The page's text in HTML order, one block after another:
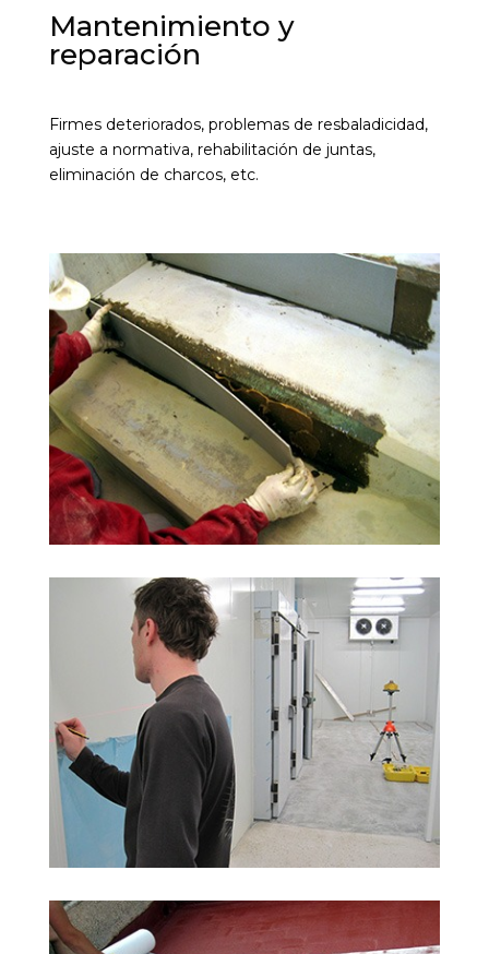
Mantenimiento y
reparación
Firmes deteriorados, problemas de resbaladicidad,
ajuste a normativa, rehabilitación de juntas,
eliminación de charcos, etc.